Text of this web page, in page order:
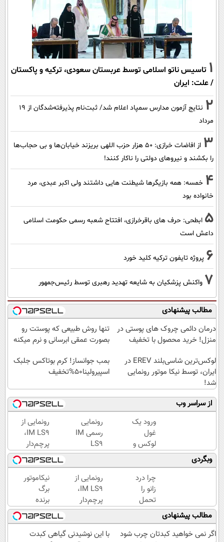
1 تاسیس ناتو اسلامی توسط عربستان سعودی، ترکیه و پاکستان
/ علت: ایران
2
نتایج آزمون مدارس سمپاد اعلام شد/ ثبت‌نام پذیرفته‌شدگان از ۱۹
مرداد
3
از افاضات خرازی: ۵۰ هزار حزب اللهی بریزند خیابان‌ها و بی حجاب‌ها
را بکشند و نیرو‌های دولتی را ناکار کنند!
4 خمسه: همه بازیگرها شیطنت هایی داشتند ولی اکبر عبدی، مرد
خانواده بود
5 ابطحی: حرف های باقرخرازی، افتتاح شعبه رسمی حکومت اسلامی
داعش است
6 پروژه تایفون ترکیه کلید خورد
7 واکنش پزشکیان به شایعه تهدید رهبری توسط رئیس‌جمهور
مطالب پیشنهادی
درمان دائمی چروک های پوستی در
منزل! خرید محصول با تخفیف
تنها روش طبیعی که پوستت رو
بصورت عمقی ابرسانی و نرم میکنه
لوکس‌ترین شاسی‌بلند EREV در
ایران، توسط نیکا موتور رونمایی
شد!
بمب جوانساز! کرم بوتاکس جلبک
اسپیرولینا50%تخفیف
از سراسر وب
ورود یک
غول
لوکس و
هوشمند
به ایران،
IM LS9
رسماً
رونمایی
شد
رونمایی
رسمی IM
LS9
لوکس‌ترین
EREV در
ایران
رونمایی از
IM LS9،
پرچم‌دار
فوق‌لوکس
EREV
وارد بازار
ایران شد
وبگردی
چرا درد
زانو را
تحمل
می‌کنی؟
خیلی
ساده
رونمایی از
IM LS9،
پرچم‌دار
فوق‌لوکس
EREV
وارد بازار
نیکاموتور
برگ
برنده
جدیدش
را رو کرد،
IM LS9
مطالب پیشنهادی
اگر نمی خواهید کبدتان چرب شود
با این نوشیدنی گیاهی کبدت